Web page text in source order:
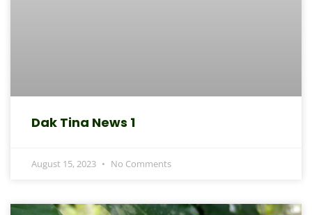
Dak Tina News 1
August 15, 2023 No Comments